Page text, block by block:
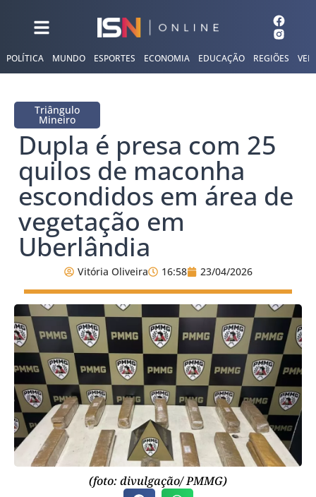
POLÍTICA MUNDO ESPORTES ECONOMIA EDUCAÇÃO REGIÕES
Triângulo
Mineiro
Dupla é presa com 25
quilos de maconha
escondidos em área de
vegetação em
Uberlândia
Vitória Oliveira 16:58 23/04/2026
(foto: divulgação/ PMMG)